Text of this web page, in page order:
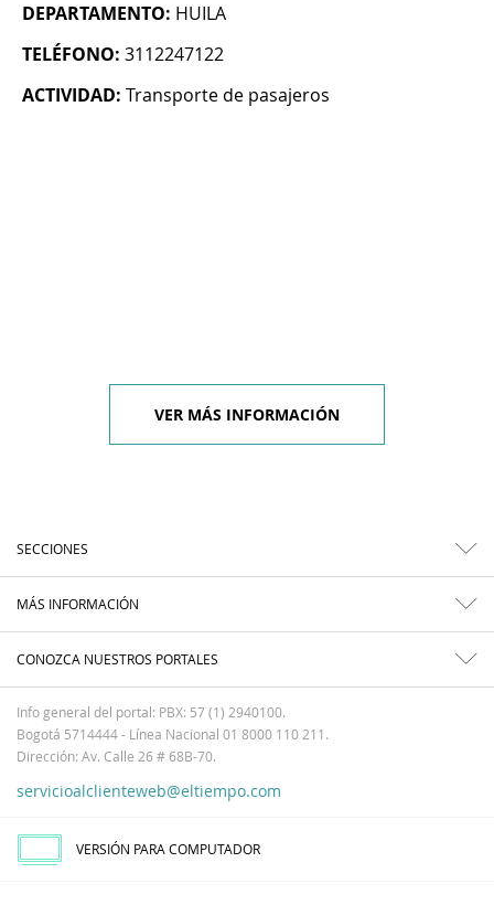
DEPARTAMENTO: HUILA
TELÉFONO: 3112247122
ACTIVIDAD: Transporte de pasajeros
VER MÁS INFORMACIÓN
SECCIONES
MÁS INFORMACIÓN
CONOZCA NUESTROS PORTALES
Info general del portal: PBX: 57 (1) 2940100.
Bogotá 5714444 - Línea Nacional 01 8000 110 211.
Dirección: Av. Calle 26 # 68B-70.
servicioalclienteweb@eltiempo.com
VERSIÓN PARA COMPUTADOR